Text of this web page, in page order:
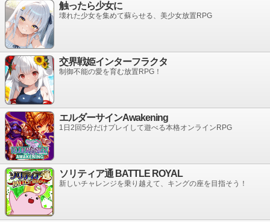
触ったら少女に
壊れた少女を集めて蘇らせる、美少女放置RPG
交界戦姫インターフラクタ
制御不能の愛を育む放置RPG！
エルダーサインAwakening
1日2回5分だけプレイして遊べる本格オンラインRPG
ソリティア通 BATTLE ROYAL
新しいチャレンジを乗り越えて、キングの座を目指そう！